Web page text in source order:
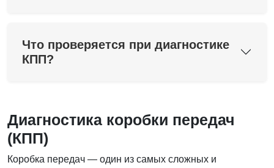
Что проверяется при диагностике
КПП?
Диагностика коробки передач
(КПП)
Коробка передач — один из самых сложных и